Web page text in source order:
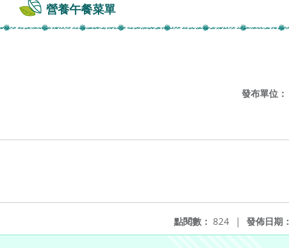
營養午餐菜單
發布單位：
發佈日期：
點閱數： 824 |